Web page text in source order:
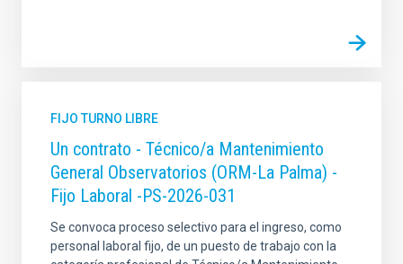
FIJO TURNO LIBRE
Un contrato - Técnico/a Mantenimiento
General Observatorios (ORM-La Palma) -
Fijo Laboral -PS-2026-031
Se convoca proceso selectivo para el ingreso, como
personal laboral fijo, de un puesto de trabajo con la